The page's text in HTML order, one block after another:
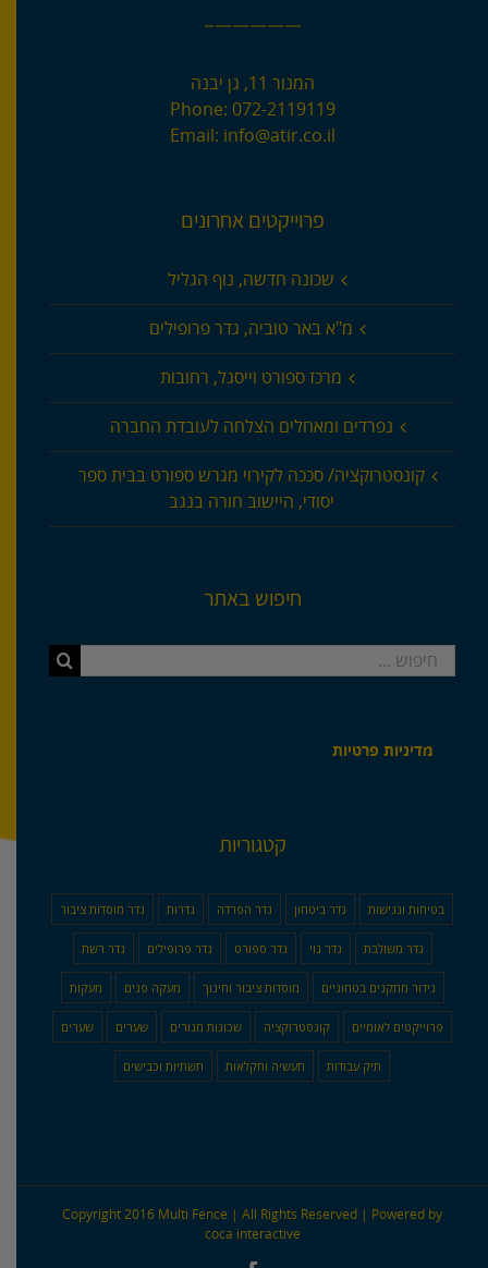
—————–
המנור 11, גן יבנה
Phone: 072-2119119
Email: info@atir.co.il
פרוייקטים אחרונים
שכונה חדשה, נוף הגליל
מ"א באר טוביה, גדר פרופילים
מרכז ספורט וייסגל, רחובות
נפרדים ומאחלים הצלחה לעובדת החברה
קונסטרוקציה/ סככה לקירוי מגרש ספורט בבית ספר
יסודי, היישוב חורה בנגב
חיפוש באתר
חיפוש...
מדיניות פרטיות
קטגוריות
בטיחות ונגישות גדר ביטחון גדר הפרדה גדרות גדר מוסדות ציבור
גדר משולבת גדר נוי גדר ספורט גדר פרופילים גדר רשת
גידור מתקנים בטחוניים מוסדות ציבור וחינוך מעקה פנים מעקות
פרוייקטים לאומיים קונסטרוקציה שכונות מגורים שערים שערים
תיק עבודות תעשיה וחקלאות תשתיות וכבישים
Copyright 2016 Multi Fence | All Rights Reserved | Powered by
coca interactive